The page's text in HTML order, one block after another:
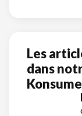
Les
dans